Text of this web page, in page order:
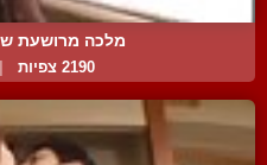
מלכה מרושעת
2190 צפיות